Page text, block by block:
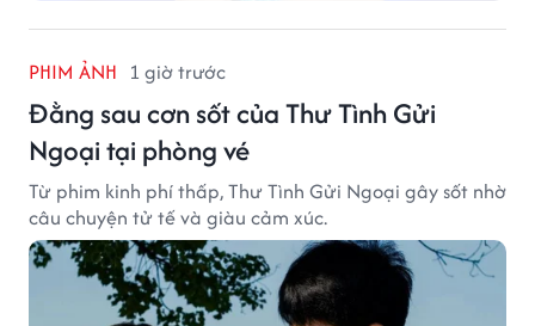
PHIM ẢNH 1 giờ trước
Đằng sau cơn sốt của Thư Tình Gửi
Ngoại tại phòng vé
Từ phim kinh phí thấp, Thư Tình Gửi Ngoại gây sốt nhờ
câu chuyện tử tế và giàu cảm xúc.